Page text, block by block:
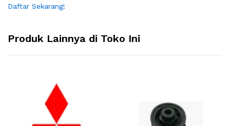
Daftar Sekarang!
Produk Lainnya di Toko Ini